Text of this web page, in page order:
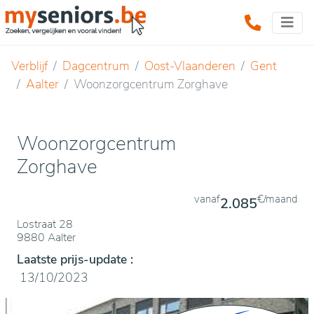
Verblijf Dagcentrum Oost-Vlaanderen
Gent
Aalter
Woonzorgcentrum Zorghave
Woonzorgcentrum
Zorghave
Lostraat 28
9880 Aalter
vanaf2.085€/maand
Laatste prijs-update :
13/10/2023